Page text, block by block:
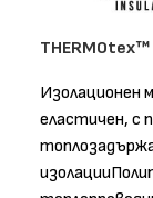
THERMOtex™
Изолационен
еластичен, с